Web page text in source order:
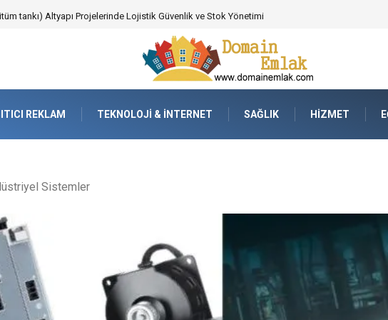
Kesintisiz Poker Deneyimi İçin Profesyonel Destek
REKLAM TEKNOLOJI & İNTERNET SAĞLIK HIZMET
Sistemler